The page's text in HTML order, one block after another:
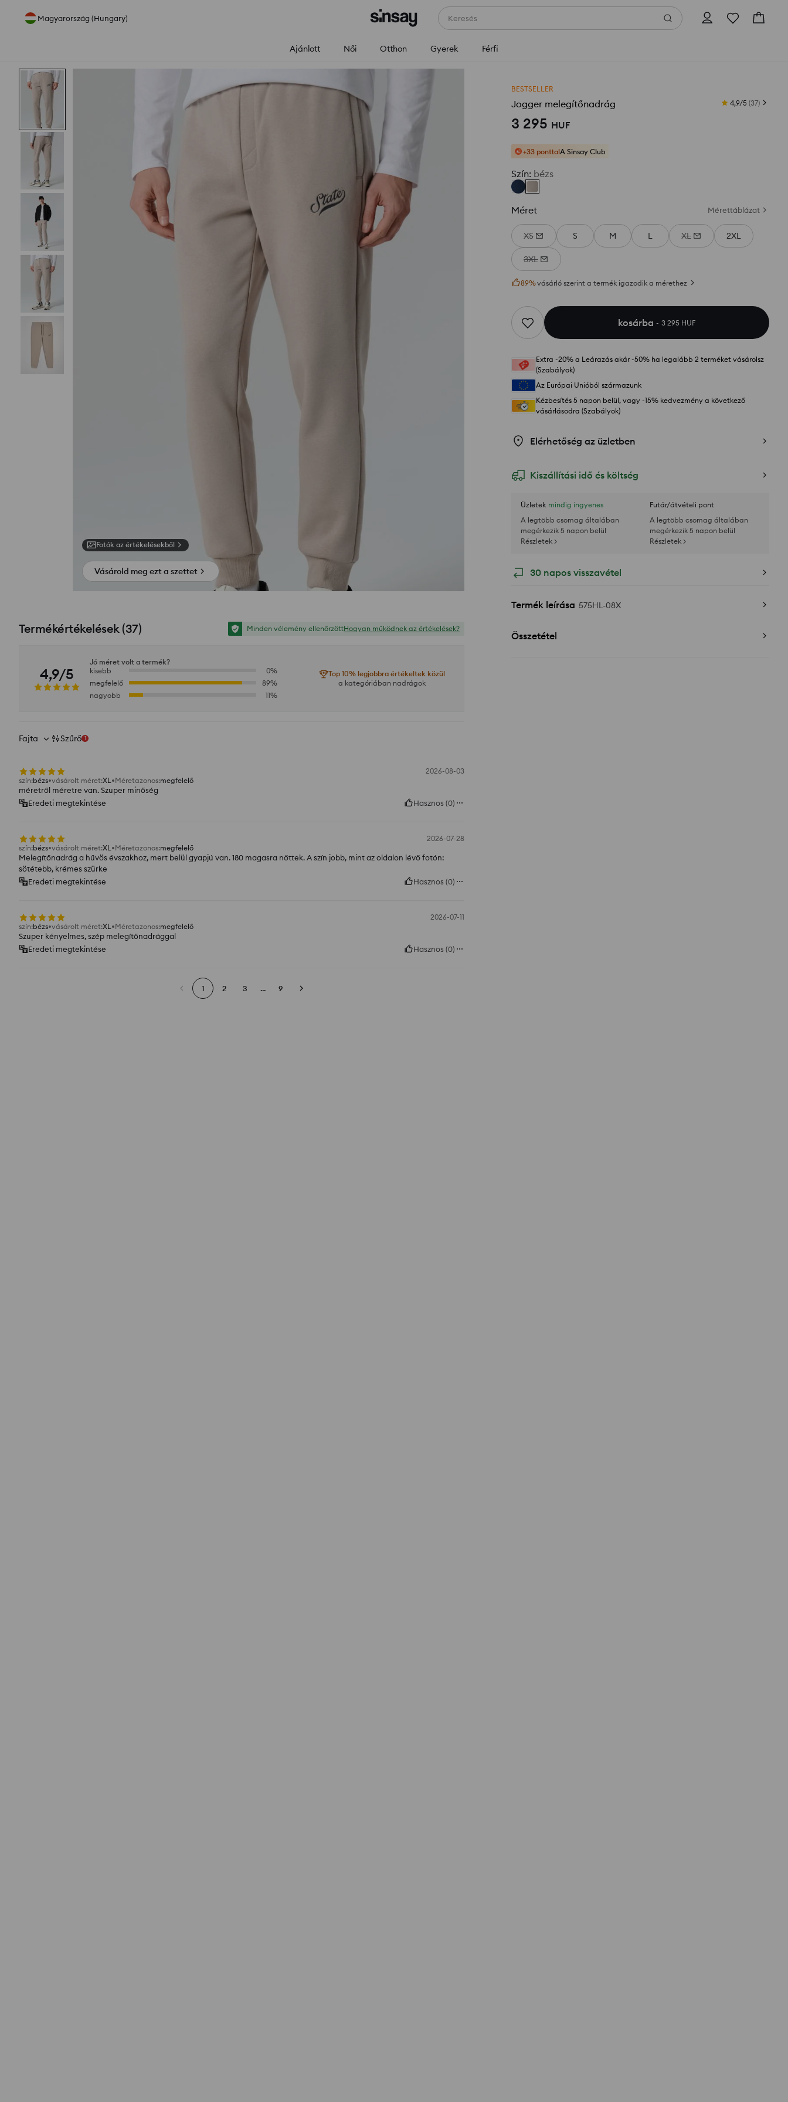
Magyarország (Hungary) Keresés
Ajánlott Női Otthon Gyerek Férfi
BESTSELLER
Jogger melegítőnadrág 4,9/5 (37)
3 295 HUF
+33 ponttalA Sinsay Club
Szín: bézs
Méret Mérettáblázat
XS S M L XL 2XL
3XL
89%vásárló szerint a termék igazodik a mérethez
kosárba 3 295 HUF
Extra -20% a Leárazás akár -50% ha legalább 2 terméket vásárolsz
(Szabályok)
Az Európai Unióból származunk
Kézbesítés 5 napon belül, vagy -15% kedvezmény a következő
vásárlásodra (Szabályok)
Elérhetőség az üzletben
Kiszállítási idő és költség
Üzletek mindig ingyenes
A legtöbb csomag általában
megérkezik 5 napon belül
Részletek >
Futár/átvételi pont
A legtöbb csomag általában
megérkezik 5 napon belül
Részletek >
30 napos visszavétel
Termék leírása 575HL-08X
Összetétel
Fotók az értékelésekből
Vásárold meg ezt a szettet
Termékértékelések (37) Minden vélemény ellenőrzöttHogyan működnek az értékelések?
4,9/5
Jó méret volt a termék?
kisebb
0%
megfelelő
89%
nagyobb
11%
Top 10% legjobbra értékeltek közül
a kategóriában nadrágok
Fajta Szűrő 1
2026-08-03
szín:bézs vásárolt méret:XL Méretazonos:megfelelő
méretről méretre van. Szuper minőség
Eredeti megtekintése
Hasznos (0)
2026-07-28
szín:bézs vásárolt méret:XL Méretazonos:megfelelő
Melegítőnadrág a hűvös évszakhoz, mert belül gyapjú van. 180 magasra nőttek. A szín jobb, mint az oldalon lévő fotón:
sötétebb, krémes szürke
Eredeti megtekintése
Hasznos (0)
2026-07-11
szín:bézs vásárolt méret:XL Méretazonos:megfelelő
Szuper kényelmes, szép melegítőnadrággal
Eredeti megtekintése
Hasznos (0)
1 2 3 ... 9